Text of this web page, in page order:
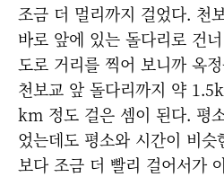
조금 더 멀리까지 걸었다. 천
바로 앞에 있는 돌다리로 건
도로 거리를 찍어 보니까 옥
천보교 앞 돌다리까지 약
km 정도 걸은 셈이 된다. 평
었는데도 평소와 시간이 비
보다 조금 더 빨리 걸어서가